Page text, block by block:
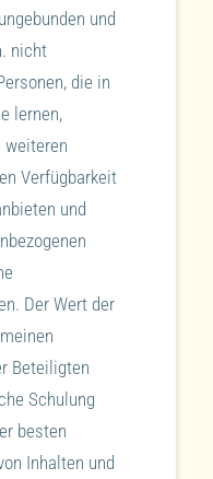
und
nicht
die in
lernen,
weiteren
Verfügbarkeit
und
Der Wert der
Beteiligten
Schulung
besten
Inhalten und